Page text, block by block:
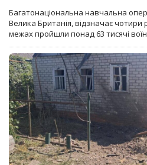
Багатонаціональна навчальна
Велика Британія, відзначає чотири
межах пройшли понад 63 тисячі